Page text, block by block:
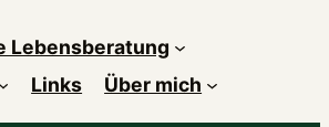
Lebensberatung
Links Über mich